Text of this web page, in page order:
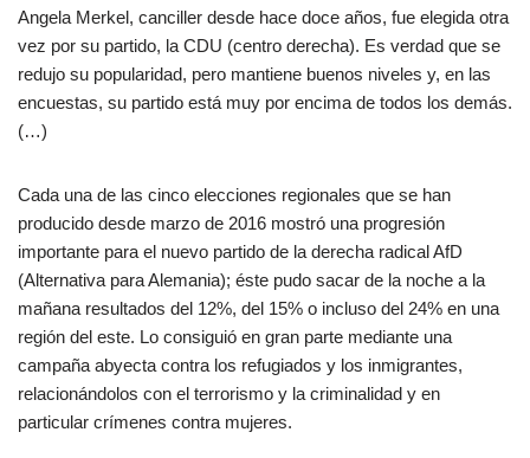
Angela Merkel, canciller desde hace doce años, fue elegida otra
vez por su partido, la CDU (centro derecha). Es verdad que se
redujo su popularidad, pero mantiene buenos niveles y, en las
encuestas, su partido está muy por encima de todos los demás.
(…)
Cada una de las cinco elecciones regionales que se han
producido desde marzo de 2016 mostró una progresión
importante para el nuevo partido de la derecha radical AfD
(Alternativa para Alemania); éste pudo sacar de la noche a la
mañana resultados del 12%, del 15% o incluso del 24% en una
región del este. Lo consiguió en gran parte mediante una
campaña abyecta contra los refugiados y los inmigrantes,
relacionándolos con el terrorismo y la criminalidad y en
particular crímenes contra mujeres.